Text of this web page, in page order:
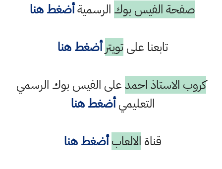
صفحة الفيس بوك الرسميةأضغط هنا
تابعنا علىتويتر أضغط هنا
كروب الاستاذ احمدعلى الفيس بوك الرسمي
التعليميأضغط هنا
قناة الالعاب أضغط هنا